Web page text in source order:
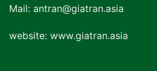
Mail: antran@giatran.asia
website: www.giatran.asia